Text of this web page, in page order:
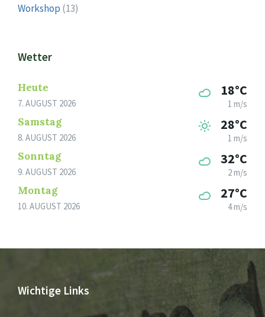
Workshop (13)
Wetter
Heute
7. AUGUST 2026
18°C
1 m/s
Samstag
8. AUGUST 2026
28°C
1 m/s
Sonntag
9. AUGUST 2026
32°C
2 m/s
Montag
10. AUGUST 2026
27°C
4 m/s
Wichtige Links